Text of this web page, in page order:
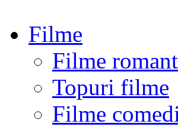
Filme
Filme
Topuri filme
Filme